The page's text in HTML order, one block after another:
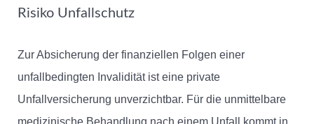
Risiko Unfallschutz
Zur Absicherung der finanziellen Folgen einer
unfallbedingten Invalidität ist eine private
Unfallversicherung unverzichtbar. Für die unmittelbare
medizinische Behandlung nach einem Unfall kommt in